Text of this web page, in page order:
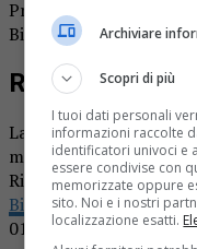
Provincia di Biella.it. I
Biella.it sono gratuiti.
Ricordiamo i
La pagina dei
mercoledì 14 gennaio.
Ricordiamo che i
Biella.itsono gratuiti.
015.32383.
Archiviare
Scopri di più
I tuoi dati personali
informazioni raccolte
identificatori univoci e
essere condivise con
memorizzate oppure
sito. Noi e i nostri
localizzazione esatti.